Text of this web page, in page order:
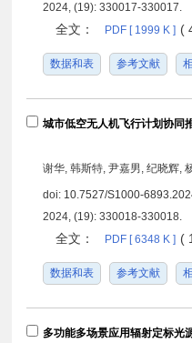
2024, (19): 330017-330017.
全文： PDF [ 1999 K ] (
数据和表 参考文献
城市低空无人机飞行计划协同
谢华, 韩斯特, 尹嘉男, 纪晓辉,
doi: 10.7527/S1000-
2024, (19): 330018-330018.
全文： PDF [ 6348 K ] (
数据和表 参考文献
多功能多场景应用辐射定标光